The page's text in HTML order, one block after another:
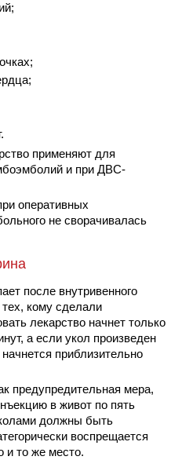
применяют для
и при ДВС-
оперативных
не сворачивалась
после внутривенного
кому сделали
лекарство начнет только
а если укол произведен
приблизительно
предупредительная мера,
в живот по пять
должны быть
воспрещается
и то же место.